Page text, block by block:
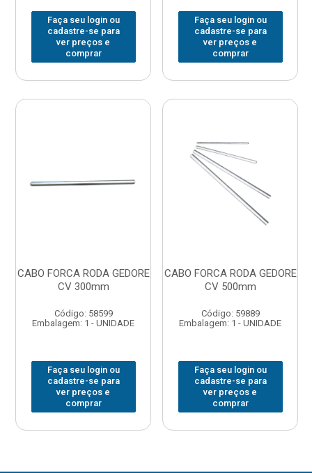
Faça seu login ou
cadastre-se para
ver preços e
comprar
Faça seu login ou
cadastre-se para
ver preços e
comprar
CABO FORCA RODA GEDORE
CV 300mm
Código: 58599
Embalagem: 1 - UNIDADE
Faça seu login ou
cadastre-se para
ver preços e
comprar
CABO FORCA RODA GEDORE
CV 500mm
Código: 59889
Embalagem: 1 - UNIDADE
Faça seu login ou
cadastre-se para
ver preços e
comprar